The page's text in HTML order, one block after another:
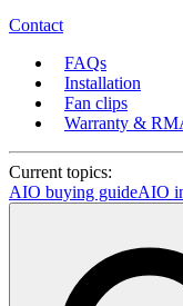
Contact
FAQs
Installation
Fan clips
Warranty &
Current topics:
AIO buying guideAIO